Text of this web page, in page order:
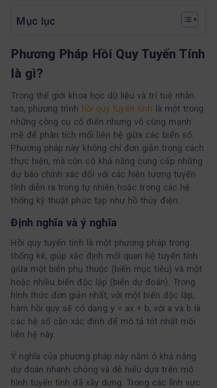
Mục lục
Phương Pháp Hồi Quy Tuyến Tính
là gì?
Trong thế giới khoa học dữ liệu và trí tuệ nhân
tạo, phương trình hồi quy tuyến tính là một trong
những công cụ cổ điển nhưng vô cùng mạnh
mẽ để phân tích mối liên hệ giữa các biến số.
Phương pháp này không chỉ đơn giản trong cách
thực hiện, mà còn có khả năng cung cấp những
dự báo chính xác đối với các hiện tượng tuyến
tính diễn ra trong tự nhiên hoặc trong các hệ
thống kỹ thuật phức tạp như hồ thủy điện.
Định nghĩa và ý nghĩa
Hồi quy tuyến tính là một phương pháp trong
thống kê, giúp xác định mối quan hệ tuyến tính
giữa một biến phụ thuộc (biến mục tiêu) và một
hoặc nhiều biến độc lập (biến dự đoán). Trong
hình thức đơn giản nhất, với một biến độc lập,
hàm hồi quy sẽ có dạng y = ax + b, với a và b là
các hệ số cần xác định để mô tả tốt nhất mối
liên hệ này.
Ý nghĩa của phương pháp này nằm ở khả năng
dự đoán nhanh chóng và dễ hiểu dựa trên mô
hình tuyến tính đã xây dựng. Trong các lĩnh vực